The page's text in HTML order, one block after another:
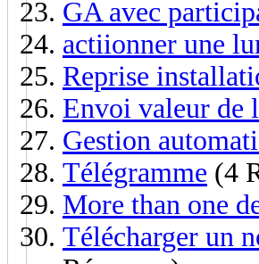
GA avec
actiionner une
Reprise
Envoi valeur de
Gestion
Télégramme (4
More than one
Télécharger un